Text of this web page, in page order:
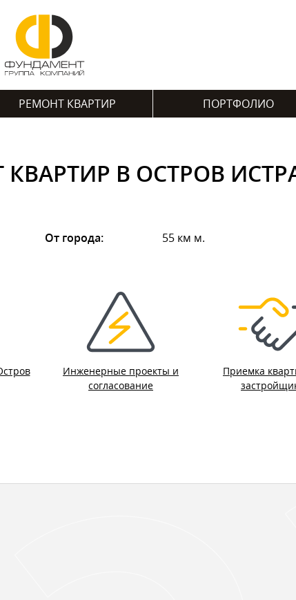
РЕМОНТ КВАРТИР ПОРТФОЛИО
В ОСТРОВ
От города: 55 км м.
Инженерные проекты и
согласование
Приемка